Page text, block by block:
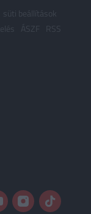
süti beállítások
ÁSZF RSS